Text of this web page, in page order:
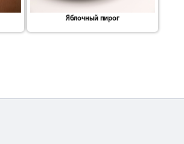
Яблочный пирог